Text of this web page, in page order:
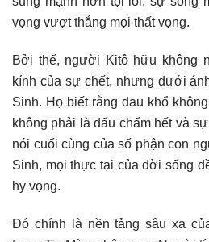
vọng vượt thắng mọi thất vọng.
Bởi thế, người Kitô hữu không
kính của sự chết, nhưng dưới
Sinh. Họ biết rằng đau khổ
không phải là dấu chấm hết và
nói cuối cùng của số phận con
Sinh, mọi thực tại của đời sống
hy vọng.
Đó chính là nền tảng sâu xa